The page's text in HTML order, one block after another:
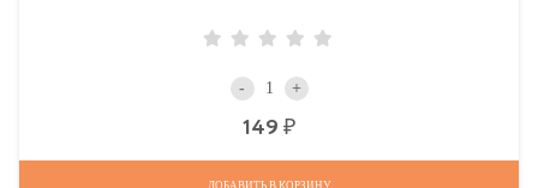
- +
149
ДОБАВИТЬ В КОРЗИНУ